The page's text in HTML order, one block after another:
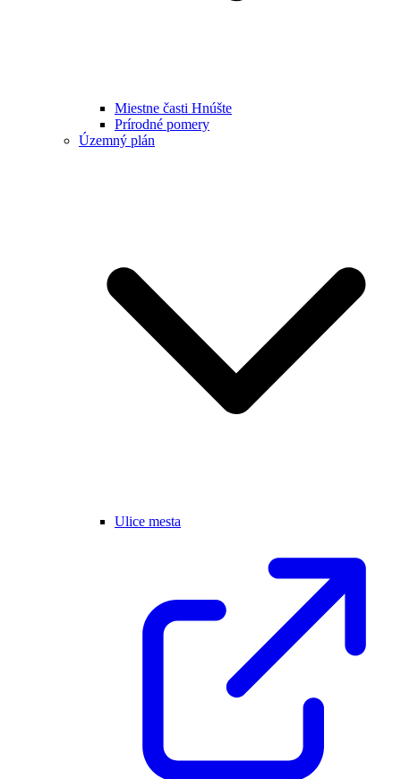
Miestne časti Hnúšte
Prírodné pomery
Územný plán
Ulice mesta